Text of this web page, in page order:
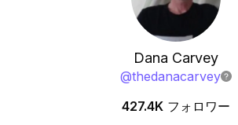
Dana Carvey
@thedanacarvey
427.4K フォロワー